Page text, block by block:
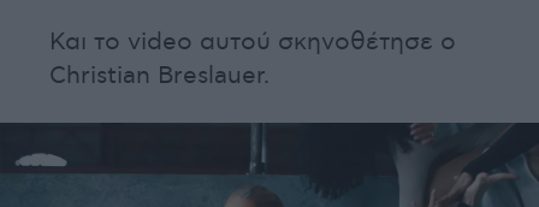
Και το video αυτού σκηνοθέτησε ο
Christian Breslauer.